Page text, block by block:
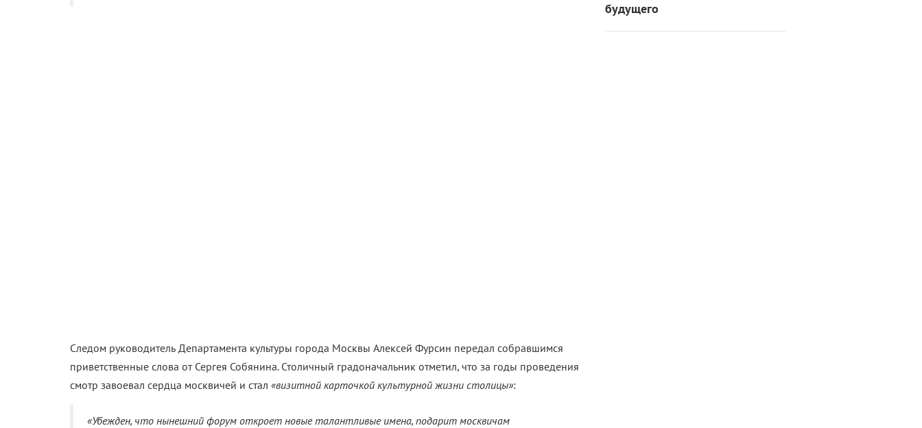
Следом руководитель Департамента культуры города Москвы Алексей Фурсин передал собравшимся
приветственные слова от Сергея Собянина. Столичный градоначальник отметил, что за годы проведения
смотр завоевал сердца москвичей и стал «визитной карточкой культурной жизни столицы»:
«Убежден, что нынешний форум откроет новые талантливые имена, подарит москвичам
будущего